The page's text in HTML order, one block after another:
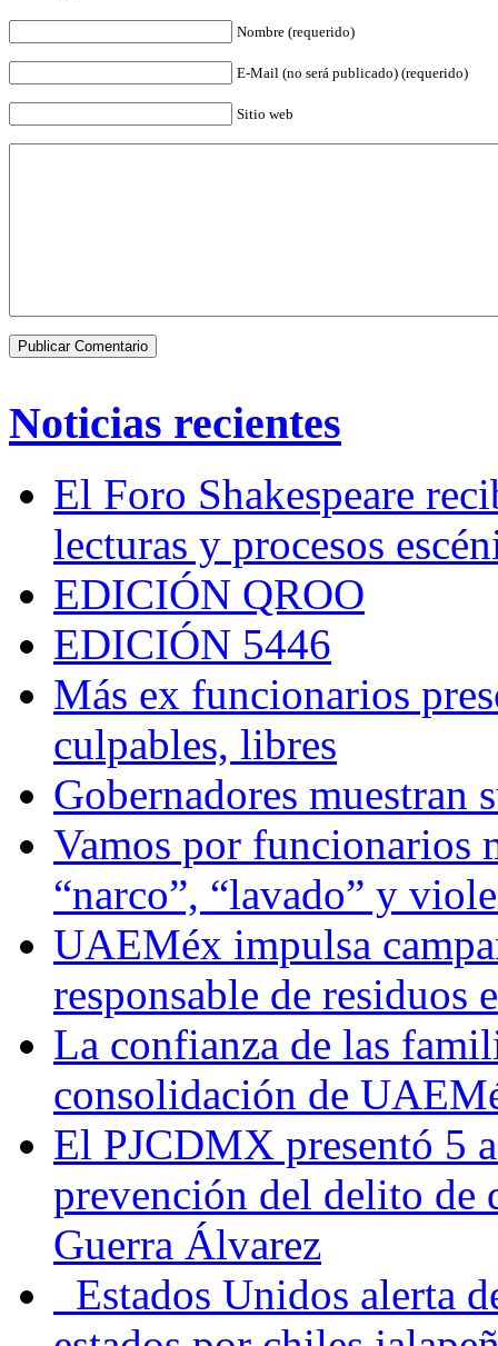
Nombre (requerido)
E-Mail (no será publicado) (requerido)
Sitio web
Noticias recientes
El Foro Shakespeare
lecturas y procesos
EDICIÓN QROO
EDICIÓN 5446
Más ex funcionarios
culpables, libres
Gobernadores muestran
Vamos por funcionarios
“narco”, “lavado” y
UAEMéx impulsa
responsable de residuos
La confianza de las
consolidación de
El PJCDMX presentó 5
prevención del delito de
Guerra Álvarez
Estados Unidos alerta